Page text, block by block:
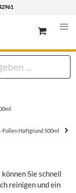
Folien Haftgrund 500ml
Sie schnell
reinigen und ein